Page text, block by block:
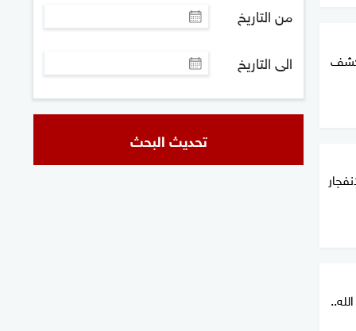
من التاريخ
الى التاريخ
تحديث البحث